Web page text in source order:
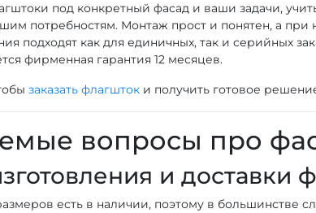
под конкретный фасад и ваши задачи,
потребностям. Монтаж прост и понятен, а
подходят как для единичных, так и серийных
фирменная гарантия 12 месяцев.
заказать флагшток и получить готовое
вопросы про
и доставки
есть в наличии, поэтому в большинстве